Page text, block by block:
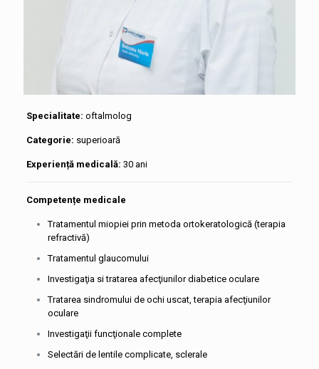
Specialitate: oftalmolog
Categorie: superioară
Experiență medicală: 30 ani
Competențe medicale
Tratamentul miopiei prin metoda ortokeratologică (terapia
refractivă)
Tratamentul glaucomului
Investigaţia si tratarea afecţiunilor diabetice oculare
Tratarea sindromului de ochi uscat, terapia afecţiunilor
oculare
Investigaţii funcţionale complete
Selectări de lentile complicate, sclerale